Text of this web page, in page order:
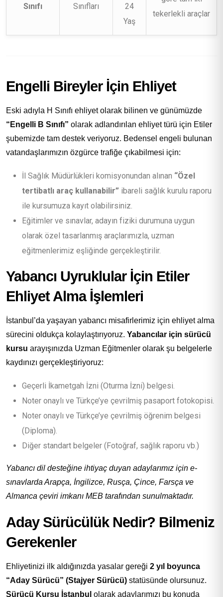
Sınıfı
Sınıfları
24
Yaş
tekerlekli araçlar
Engelli Bireyler İçin Ehliyet
Eski adıyla H Sınıfı ehliyet olarak bilinen ve günümüzde
“Engelli B Sınıfı” olarak adlandırılan ehliyet türü için Etiler
şubemizde tam destek veriyoruz. Bedensel engeli bulunan
vatandaşlarımızın özgürce trafiğe çıkabilmesi için:
İl Sağlık Müdürlükleri komisyonundan alınan “Özel
tertibatlı araç kullanabilir” ibareli sağlık kurulu raporu
ile kursumuza kayıt olabilirsiniz.
Eğitimler ve sınavlar, adayın fiziki durumuna uygun
olarak özel tasarlanmış araçlarımızla, uzman
eğitmenlerimiz eşliğinde gerçekleştirilir.
Yabancı Uyruklular İçin Etiler
Ehliyet Alma İşlemleri
İstanbul’da yaşayan yabancı misafirlerimiz için ehliyet alma
sürecini oldukça kolaylaştırıyoruz. Yabancılar için sürücü
kursu arayışınızda Uzman Eğitmenler olarak şu belgelerle
kaydınızı gerçekleştiriyoruz:
Geçerli İkametgah İzni (Oturma İzni) belgesi.
Noter onaylı ve Türkçe’ye çevrilmiş pasaport fotokopisi.
Noter onaylı ve Türkçe’ye çevrilmiş öğrenim belgesi
(Diploma).
Diğer standart belgeler (Fotoğraf, sağlık raporu vb.)
Yabancı dil desteğine ihtiyaç duyan adaylarımız için e-
sınavlarda Arapça, İngilizce, Rusça, Çince, Farsça ve
Almanca çeviri imkanı MEB tarafından sunulmaktadır.
Aday Sürücülük Nedir? Bilmeniz
Gerekenler
Ehliyetinizi ilk aldığınızda yasalar gereği 2 yıl boyunca
“Aday Sürücü” (Stajyer Sürücü) statüsünde olursunuz.
Sürücü Kursu İstanbul olarak adaylarımızı bu konuda